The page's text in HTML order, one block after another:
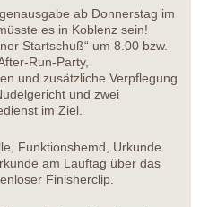
ab Donnerstag im
es in Koblenz sein!
Startschuß“ um 8.00 bzw.
Run-Party,
und zusätzliche Verpflegung
und zwei
im Ziel.
Funktionshemd, Urkunde
am Lauftag über das
Finisherclip.